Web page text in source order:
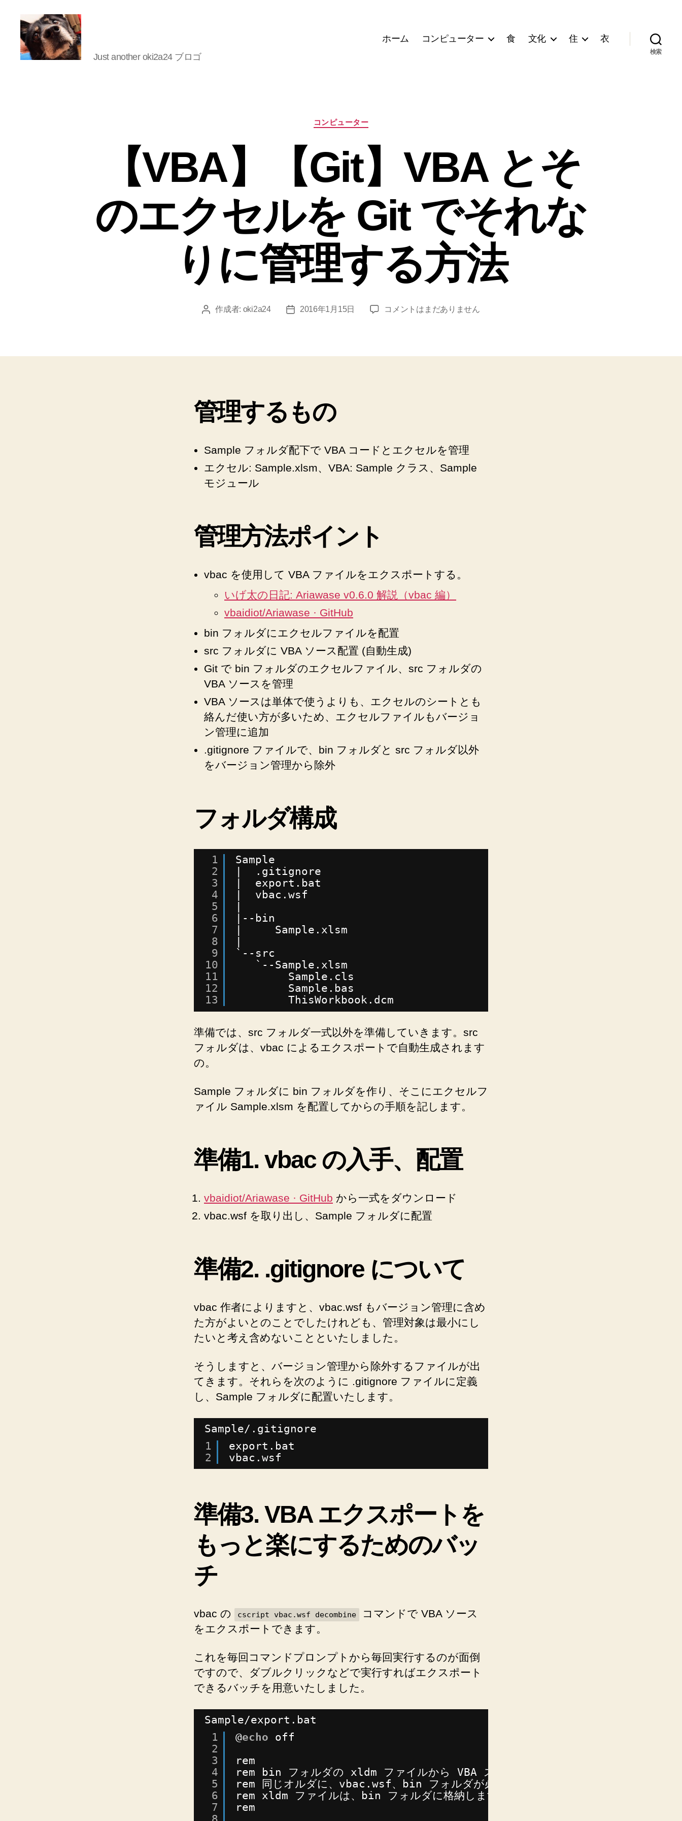
Just another oki2a24 ブロゴ
ホーム コンピューター 食 文化 住 衣
検索
テ
リ
ー
コンピューター
【VBA】【Git】VBA とそ
のエクセルを Git でそれな
りに管理する方法
投 作成者: oki2a24
投
2016年1月15日
【VBA】
そ
で
そ
方
法
へ
コメントはまだありません
管理するもの
Sample フォルダ配下で VBA コードとエクセルを管理
エクセル: Sample.xlsm、VBA: Sample クラス、Sample
モジュール
管理方法ポイント
vbac を使用して VBA ファイルをエクスポートする。
いげ太の日記: Ariawase v0.6.0 解説（vbac 編）
vbaidiot/Ariawase · GitHub
bin フォルダにエクセルファイルを配置
src フォルダに VBA ソース配置 (自動生成)
Git で bin フォルダのエクセルファイル、src フォルダの
VBA ソースを管理
VBA ソースは単体で使うよりも、エクセルのシートとも
絡んだ使い方が多いため、エクセルファイルもバージョ
ン管理に追加
.gitignore ファイルで、bin フォルダと src フォルダ以外
をバージョン管理から除外
フォルダ構成
1
2
3
4
5
6
7
8
9
10
11
12
13
Sample
|  .gitignore
|  export.bat
|  vbac.wsf
|--bin
|     Sample.xlsm
`--src
`--Sample.xlsm
Sample.cls
Sample.bas
ThisWorkbook.dcm
準備では、src フォルダ一式以外を準備していきます。src
フォルダは、vbac によるエクスポートで自動生成されます
の。
Sample フォルダに bin フォルダを作り、そこにエクセルフ
ァイル Sample.xlsm を配置してからの手順を記します。
準備1. vbac の入手、配置
vbaidiot/Ariawase · GitHub から一式をダウンロード
vbac.wsf を取り出し、Sample フォルダに配置
準備2. .gitignore について
vbac 作者によりますと、vbac.wsf もバージョン管理に含め
た方がよいとのことでしたけれども、管理対象は最小にし
たいと考え含めないことといたしました。
そうしますと、バージョン管理から除外するファイルが出
てきます。それらを次のように .gitignore ファイルに定義
し、Sample フォルダに配置いたします。
Sample/.gitignore
1
2
export.bat
vbac.wsf
準備3. VBA エクスポートを
もっと楽にするためのバッ
チ
vbac の cscript vbac.wsf decombine
コマンドで VBA ソース
をエクスポートできます。
これを毎回コマンドプロンプトから毎回実行するのが面倒
ですので、ダブルクリックなどで実行すればエクスポート
できるバッチを用意いたしました。
Sample/export.bat
1
2
3
4
5
6
7
@echo
off
rem
rem bin フォルダの xldm ファイルから VBA スクリプトを一括エクスポートします。
rem 同じオルダに、vbac.wsf、bin フォルダが必要です。
rem xldm ファイルは、bin フォルダに格納します。
rem